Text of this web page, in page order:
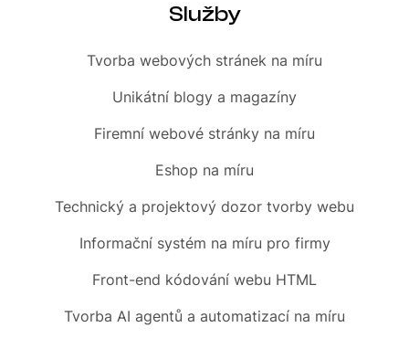
Služby
Tvorba webových stránek na míru
Unikátní blogy a magazíny
Firemní webové stránky na míru
Eshop na míru
Technický a projektový dozor tvorby webu
Informační systém na míru pro firmy
Front-end kódování webu HTML
Tvorba AI agentů a automatizací na míru